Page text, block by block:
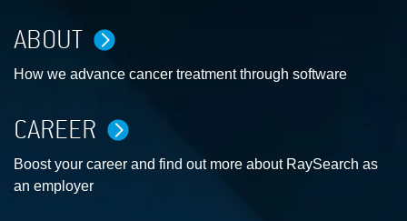
ABOUT
How we advance cancer treatment through software
CAREER
Boost your career and find out more about RaySearch as
an employer